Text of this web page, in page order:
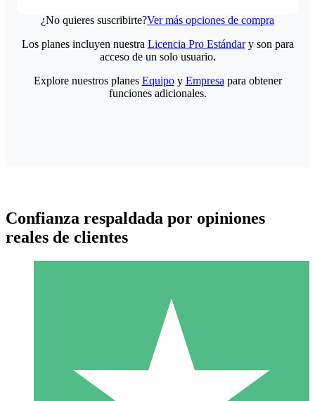
¿No quieres suscribirte?Ver más opciones de compra
Paquetes de Créditos Individuales
Paga según el uso con créditos de descarga. Sin compromiso
Los planes incluyen nuestra Licencia Pro Estándary son para
acceso de un solo usuario.
Explore nuestros planes Equipoy Empresa para obtener
funciones adicionales.
Confianza respaldada por opiniones
reales de clientes